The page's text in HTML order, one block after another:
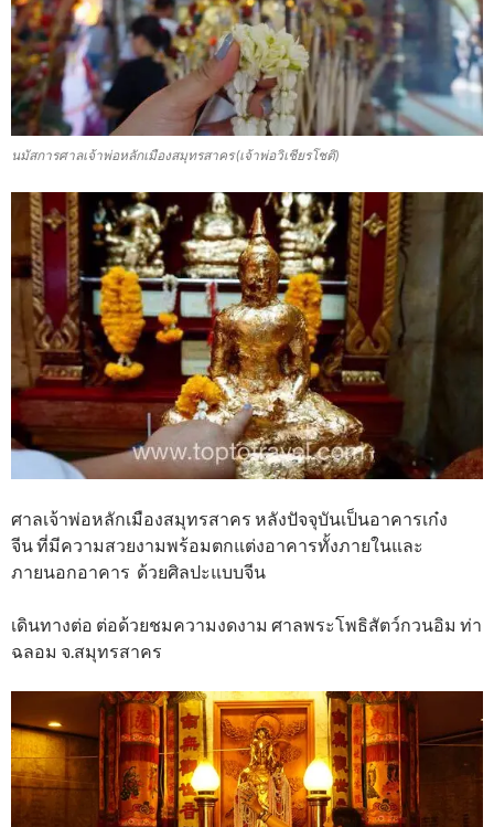
นมัสการศาลเจ้าพ่อหลักเมืองสมุทรสาคร (เจ้าพ่อวิเชียรโชติ)
ศาลเจ้าพ่อหลักเมืองสมุทรสาคร หลังปัจจุบันเป็นอาคารเก๋ง
จีน ที่มีความสวยงามพร้อมตกแต่งอาคารทั้งภายในและ
ภายนอกอาคาร ด้วยศิลปะแบบจีน
เดินทางต่อ ต่อด้วยชมความงดงาม ศาลพระโพธิสัตว์กวนอิม ท่า
ฉลอม จ.สมุทรสาคร